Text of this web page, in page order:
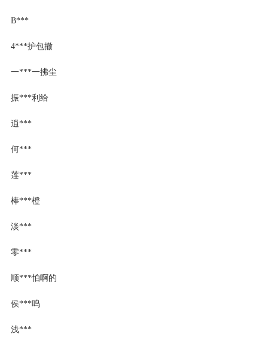
B***
4***护包撤
一***一拂尘
振***利给
逍***
何***
莲***
棒***橙
淡***
零***
顺***怕啊的
侯***呜
浅***